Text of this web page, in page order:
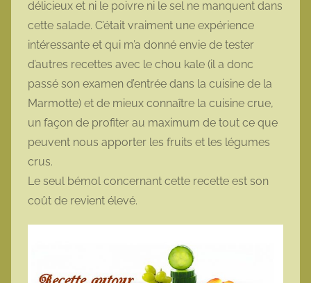
délicieux et ni le poivre ni le sel ne manquent dans
cette salade. C’était vraiment une expérience
intéressante et qui m’a donné envie de tester
d’autres recettes avec le chou kale (il a donc
passé son examen d’entrée dans la cuisine de la
Marmotte) et de mieux connaître la cuisine crue,
un façon de profiter au maximum de tout ce que
peuvent nous apporter les fruits et les légumes
crus.
Le seul bémol concernant cette recette est son
coût de revient élevé.